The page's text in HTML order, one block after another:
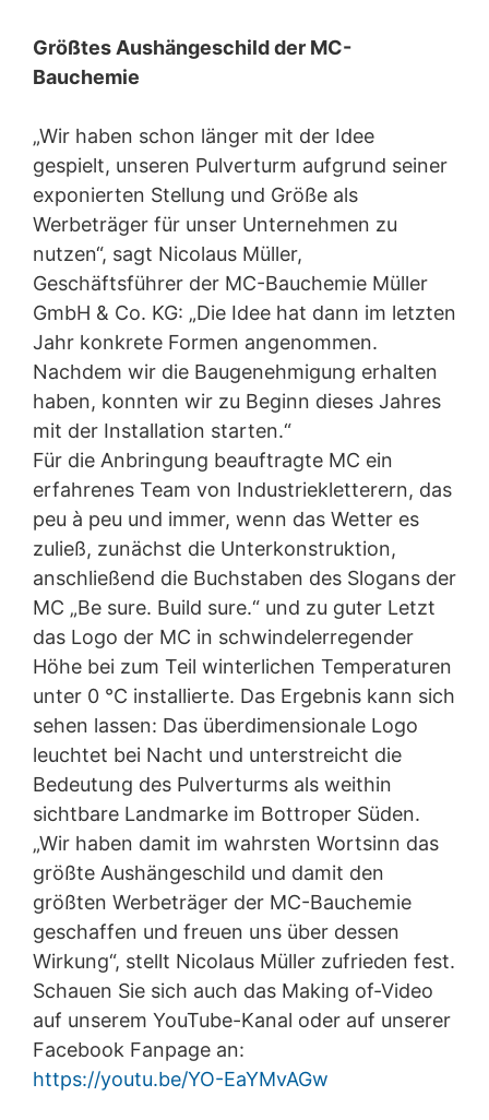
Größtes Aushängeschild der MC-
Bauchemie
„Wir haben schon länger mit der Idee
gespielt, unseren Pulverturm aufgrund seiner
exponierten Stellung und Größe als
Werbeträger für unser Unternehmen zu
nutzen“, sagt Nicolaus Müller,
Geschäftsführer der MC-Bauchemie Müller
GmbH & Co. KG: „Die Idee hat dann im letzten
Jahr konkrete Formen angenommen.
Nachdem wir die Baugenehmigung erhalten
haben, konnten wir zu Beginn dieses Jahres
mit der Installation starten.“
Für die Anbringung beauftragte MC ein
erfahrenes Team von Industriekletterern, das
peu à peu und immer, wenn das Wetter es
zuließ, zunächst die Unterkonstruktion,
anschließend die Buchstaben des Slogans der
MC „Be sure. Build sure.“ und zu guter Letzt
das Logo der MC in schwindelerregender
Höhe bei zum Teil winterlichen Temperaturen
unter 0 °C installierte. Das Ergebnis kann sich
sehen lassen: Das überdimensionale Logo
leuchtet bei Nacht und unterstreicht die
Bedeutung des Pulverturms als weithin
sichtbare Landmarke im Bottroper Süden.
„Wir haben damit im wahrsten Wortsinn das
größte Aushängeschild und damit den
größten Werbeträger der MC-Bauchemie
geschaffen und freuen uns über dessen
Wirkung“, stellt Nicolaus Müller zufrieden fest.
Schauen Sie sich auch das Making of-Video
auf unserem YouTube-Kanal oder auf unserer
Facebook Fanpage an:
https://youtu.be/YO-EaYMvAGw
zu den Servern von YouTube hergestellt. Dabei wird
dem YouTube-Server mitgeteilt, welche unserer Seiten
Sie besucht haben. Wenn Sie in Ihrem YouTube-Account
Surfverhalten direkt Ihrem persönlichen Profil
zuzuordnen. Dies können Sie verhindern, indem Sie sich
aus Ihrem YouTube-Account ausloggen. Die Nutzung
von YouTube erfolgt im Interesse einer ansprechenden
Darstellung unserer Online-Angebote. Dies stellt ein
berechtigtes Interesse im Sinne von Art. 6 Abs. 1 lit. f
DSGVO dar.
Weitere Informationen zum Umgang mit Nutzerdaten
finden Sie in der Datenschutzerklärung von YouTube
unter: https://www.google.de/intl/de/policies/privacy.
Wir bewahren im Rahmen von YouTube keinerlei
personenbezogene Daten auf. Eine Übermittlung der
personenbezogenen Daten an sonstige Empfänger
erfolgt nicht.
Widerruf Ihrer Einwilligung zur Datenverarbeitung
Einige Datenverarbeitungsvorgänge sind nur mit Ihrer
ausdrücklichen Einwilligung möglich. Sie können eine
bereits erteilte Einwilligung jederzeit widerrufen. Dazu
reicht z. B. eine formlose Mitteilung per E-Mail an uns.
Die Rechtmäßigkeit der bis zum Widerruf erfolgten
Datenverarbeitung bleibt vom Widerruf unberührt.
Beschwerderecht bei der zuständigen
Aufsichtsbehörde
Im Falle datenschutzrechtlicher Verstöße steht dem
Betroffenen ein Beschwerderecht bei der zuständigen
Aufsichtsbehörde zu. Zuständige Aufsichtsbehörde in
datenschutzrechtlichen Fragen ist die
Landesbeauftragte für Datenschutz und
Informationsfreiheit NRW, Düsseldorf.
Recht auf Datenübertragbarkeit
Sie haben das Recht, Daten, die wir auf Grundlage Ihrer
Einwilligung oder in Erfüllung eines Vertrags
automatisiert verarbeiten, an sich oder an einen Dritten
in einem gängigen, maschinenlesbaren Format
aushändigen zu lassen. Sofern Sie die direkte
Übertragung der Daten an einen anderen
Verantwortlichen verlangen, erfolgt dies nur, soweit es
technisch machbar ist.
Recht zur Auskunft, Berichtigung, Löschung,
Sie sind gemäß Art. 15 DSGVO jederzeit berechtigt